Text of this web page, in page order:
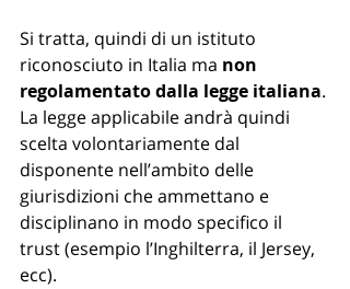
Si tratta, quindi di un istituto
riconosciuto in Italia ma non
regolamentato dalla legge italiana.
La legge applicabile andrà quindi
scelta volontariamente dal
disponente nell’ambito delle
giurisdizioni che ammettano e
disciplinano in modo specifico il
trust (esempio l’Inghilterra, il Jersey,
ecc).